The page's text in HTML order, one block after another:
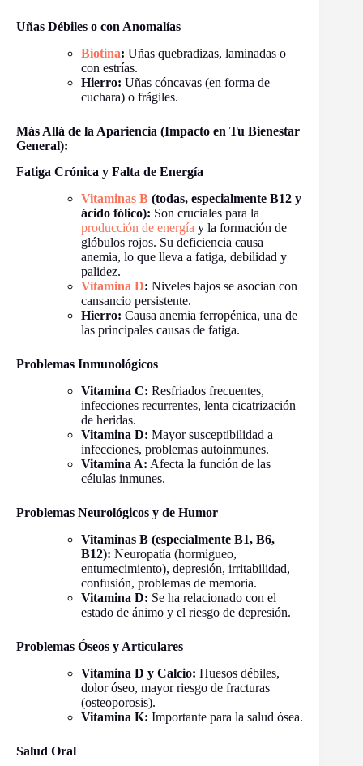
Uñas Débiles o con Anomalías
Biotina: Uñas quebradizas, laminadas o
con estrías.
Hierro: Uñas cóncavas (en forma de
cuchara) o frágiles.
Más Allá de la Apariencia (Impacto en Tu Bienestar
General):
Fatiga Crónica y Falta de Energía
Vitaminas B (todas, especialmente B12 y
ácido fólico): Son cruciales para la
producción de energía y la formación de
glóbulos rojos. Su deficiencia causa
anemia, lo que lleva a fatiga, debilidad y
palidez.
Vitamina D: Niveles bajos se asocian con
cansancio persistente.
Hierro: Causa anemia ferropénica, una de
las principales causas de fatiga.
Problemas Inmunológicos
Vitamina C: Resfriados frecuentes,
infecciones recurrentes, lenta cicatrización
de heridas.
Vitamina D: Mayor susceptibilidad a
infecciones, problemas autoinmunes.
Vitamina A: Afecta la función de las
células inmunes.
Problemas Neurológicos y de Humor
Vitaminas B (especialmente B1, B6,
B12): Neuropatía (hormigueo,
entumecimiento), depresión, irritabilidad,
confusión, problemas de memoria.
Vitamina D: Se ha relacionado con el
estado de ánimo y el riesgo de depresión.
Problemas Óseos y Articulares
Vitamina D y Calcio: Huesos débiles,
dolor óseo, mayor riesgo de fracturas
(osteoporosis).
Vitamina K: Importante para la salud ósea.
Salud Oral